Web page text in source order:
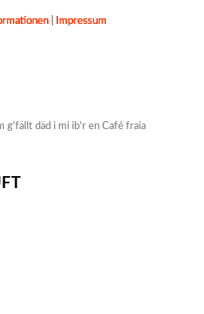
| Impressum
g'fällt däd i mi ib'r en Café fraia
| Impressum
| Impressum